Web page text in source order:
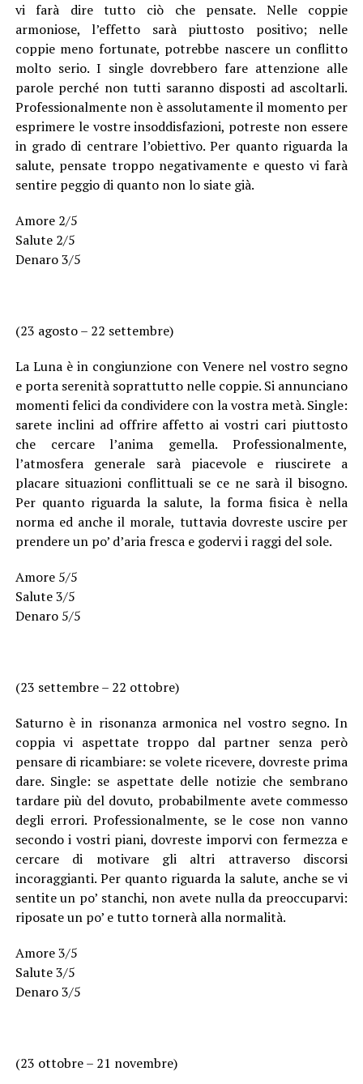
vi farà dire tutto ciò che pensate. Nelle coppie
armoniose, l’effetto sarà piuttosto positivo; nelle
coppie meno fortunate, potrebbe nascere un conflitto
molto serio. I single dovrebbero fare attenzione alle
parole perché non tutti saranno disposti ad ascoltarli.
Professionalmente non è assolutamente il momento per
esprimere le vostre insoddisfazioni, potreste non essere
in grado di centrare l’obiettivo. Per quanto riguarda la
salute, pensate troppo negativamente e questo vi farà
sentire peggio di quanto non lo siate già.
Amore 2/5
Salute 2/5
Denaro 3/5
(23 agosto – 22 settembre)
La Luna è in congiunzione con Venere nel vostro segno
e porta serenità soprattutto nelle coppie. Si annunciano
momenti felici da condividere con la vostra metà. Single:
sarete inclini ad offrire affetto ai vostri cari piuttosto
che cercare l’anima gemella. Professionalmente,
l’atmosfera generale sarà piacevole e riuscirete a
placare situazioni conflittuali se ce ne sarà il bisogno.
Per quanto riguarda la salute, la forma fisica è nella
norma ed anche il morale, tuttavia dovreste uscire per
prendere un po’ d’aria fresca e godervi i raggi del sole.
Amore 5/5
Salute 3/5
Denaro 5/5
(23 settembre – 22 ottobre)
Saturno è in risonanza armonica nel vostro segno. In
coppia vi aspettate troppo dal partner senza però
pensare di ricambiare: se volete ricevere, dovreste prima
dare. Single: se aspettate delle notizie che sembrano
tardare più del dovuto, probabilmente avete commesso
degli errori. Professionalmente, se le cose non vanno
secondo i vostri piani, dovreste imporvi con fermezza e
cercare di motivare gli altri attraverso discorsi
incoraggianti. Per quanto riguarda la salute, anche se vi
sentite un po’ stanchi, non avete nulla da preoccuparvi:
riposate un po’ e tutto tornerà alla normalità.
Amore 3/5
Salute 3/5
Denaro 3/5
(23 ottobre – 21 novembre)